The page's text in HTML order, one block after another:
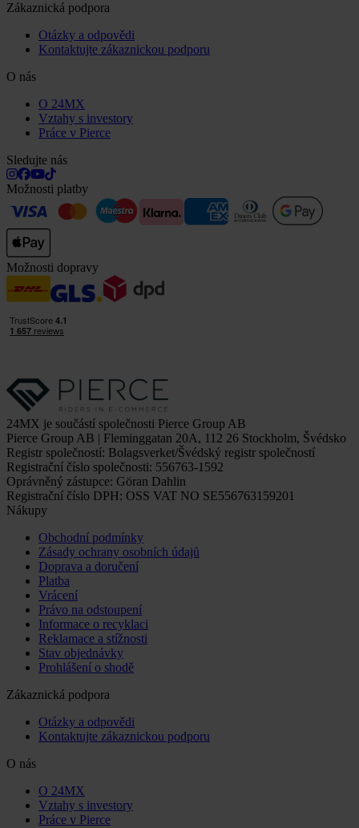
Zákaznická podpora
Otázky a odpovědi
Kontaktujte zákaznickou podporu
O nás
O 24MX
Vztahy s investory
Práce v Pierce
Sledujte nás
Možnosti platby
Možnosti dopravy
24MX je součástí společnosti Pierce Group AB
Pierce Group AB | Fleminggatan 20A, 112 26 Stockholm, Švédsko
Registr společností: Bolagsverket/Švédský registr společností
Registrační číslo společnosti: 556763-1592
Oprávněný zástupce: Göran Dahlin
Registrační číslo DPH: OSS VAT NO SE556763159201
Nákupy
Obchodní podmínky
Zásady ochrany osobních údajů
Doprava a doručení
Platba
Vrácení
Právo na odstoupení
Informace o recyklaci
Reklamace a stížnosti
Stav objednávky
Prohlášení o shodě
Zákaznická podpora
Otázky a odpovědi
Kontaktujte zákaznickou podporu
O nás
O 24MX
Vztahy s investory
Práce v Pierce